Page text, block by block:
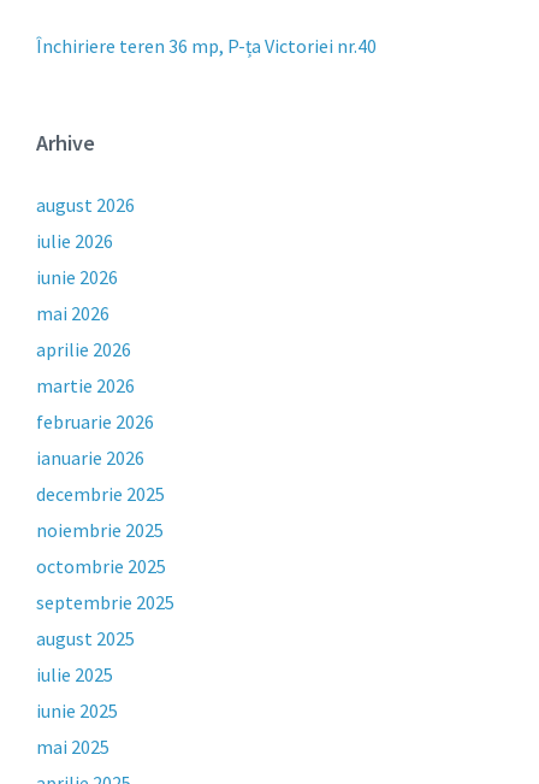
Închiriere teren 36 mp, P-ța Victoriei nr.40
Arhive
august 2026
iulie 2026
iunie 2026
mai 2026
aprilie 2026
martie 2026
februarie 2026
ianuarie 2026
decembrie 2025
noiembrie 2025
octombrie 2025
septembrie 2025
august 2025
iulie 2025
iunie 2025
mai 2025